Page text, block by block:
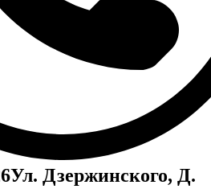
Ул. Дзержинского, Д.